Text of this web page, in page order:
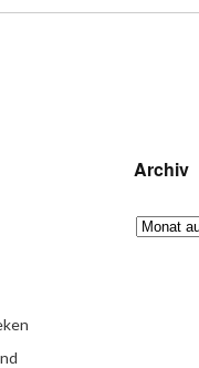
Archiv